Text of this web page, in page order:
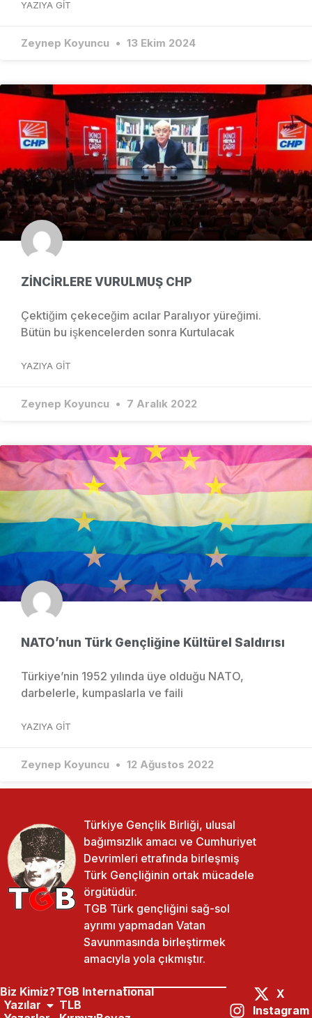
YAZIYA GIT
Zeynep Koyuncu 13 Ekim 2024
ZİNCİRLERE VURULMUŞ CHP
Çektiğim çekeceğim acılar Paralıyor yüreğimi.
Bütün bu işkencelerden sonra Kurtulacak
YAZIYA GIT
Zeynep Koyuncu 7 Aralık 2022
NATO’nun Türk Gençliğine Kültürel Saldırısı
Türkiye’nin 1952 yılında üye olduğu NATO,
darbelerle, kumpaslarla ve faili
YAZIYA GIT
Zeynep Koyuncu 12 Ağustos 2022
Türkiye Gençlik Birliği, ulusal
bağımsızlık amacı ve Cumhuriyet
Devrimleri etrafında birleşmiş
Türk Gençliğinin ortak mücadele
örgütüdür.
TGB Türk gençliğini sağ-sol
ayrımı yapmadan Vatan
Savunmasında birleştirmek
amacıyla yola çıkmıştır.
Biz Kimiz?
Yazılar
TGB International
TLB
X
Instagram